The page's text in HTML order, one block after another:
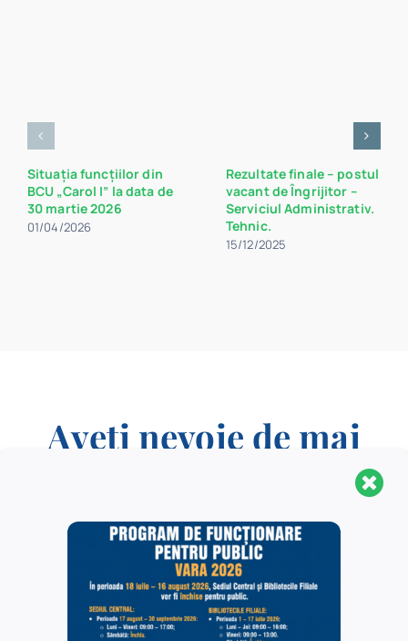
Situația funcțiilor din
BCU „Carol I” la data de
30 martie 2026
01/04/2026
Rezultate finale – postul
vacant de Îngrijitor –
Serviciul Administrativ.
Tehnic.
15/12/2025
Aveți nevoie de mai
CONTACT